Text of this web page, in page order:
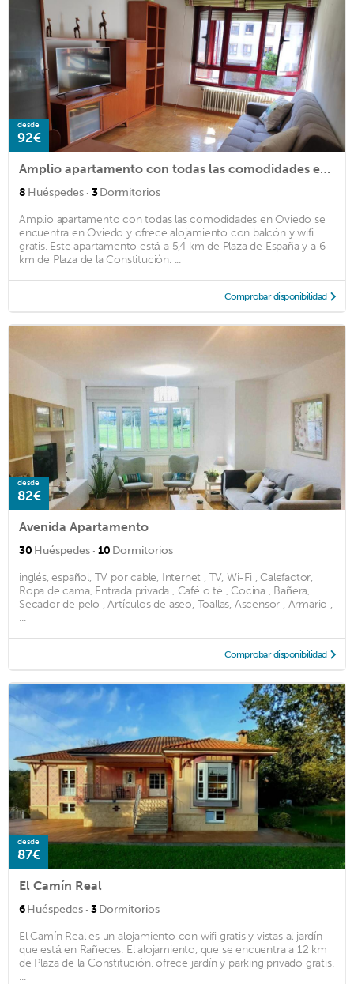
desde
92€
Amplio apartamento con todas las comodidades en Oviedo
8 Huéspedes · 3Dormitorios
Amplio apartamento con todas las comodidades en Oviedo se
encuentra en Oviedo y ofrece alojamiento con balcón y wifi
gratis. Este apartamento está a 5,4 km de Plaza de España y a 6
km de Plaza de la Constitución. ...
Comprobar disponibilidad
desde
82€
Avenida Apartamento
30 Huéspedes · 10 Dormitorios
inglés, español, TV por cable, Internet , TV, Wi-Fi , Calefactor,
Ropa de cama, Entrada privada , Café o té , Cocina , Bañera,
Secador de pelo , Artículos de aseo, Toallas, Ascensor , Armario ,
...
Comprobar disponibilidad
desde
87€
El Camín Real
6Huéspedes · 3Dormitorios
El Camín Real es un alojamiento con wifi gratis y vistas al jardín
que está en Rañeces. El alojamiento, que se encuentra a 12 km
de Plaza de la Constitución, ofrece jardín y parking privado gratis.
...